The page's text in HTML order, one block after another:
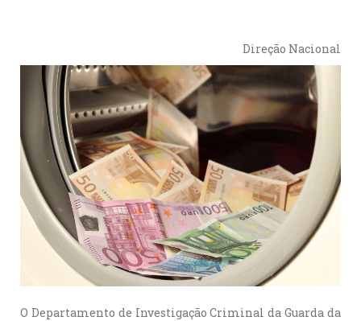
Direção Nacional
O Departamento de Investigação Criminal da Guarda da